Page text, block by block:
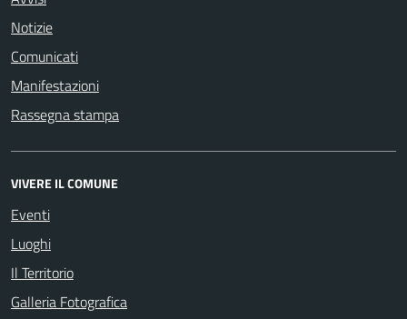
Notizie
Comunicati
Manifestazioni
Rassegna stampa
VIVERE IL COMUNE
Eventi
Luoghi
Il Territorio
Galleria Fotografica